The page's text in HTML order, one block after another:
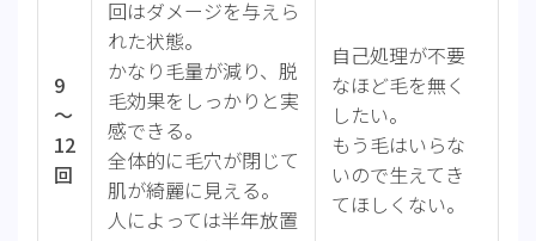
9
～
12
回
回はダメージを与えら
れた状態。
かなり毛量が減り、脱
毛効果をしっかりと実
感できる。
全体的に毛穴が閉じて
肌が綺麗に見える。
人によっては半年放置
自己処理が不要
なほど毛を無く
したい。
もう毛はいらな
いので生えてき
てほしくない。